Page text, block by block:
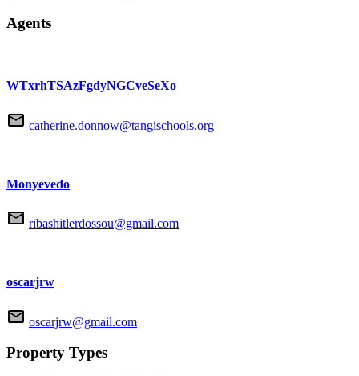
Agents
WTxrhTSAzFgdyNGCveSeXo
catherine.donnow@tangischools.org
Monyevedo
ribashitlerdossou@gmail.com
oscarjrw
oscarjrw@gmail.com
Property Types